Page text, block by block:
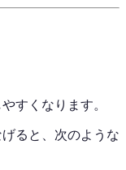
すくなります。
ると、次のような